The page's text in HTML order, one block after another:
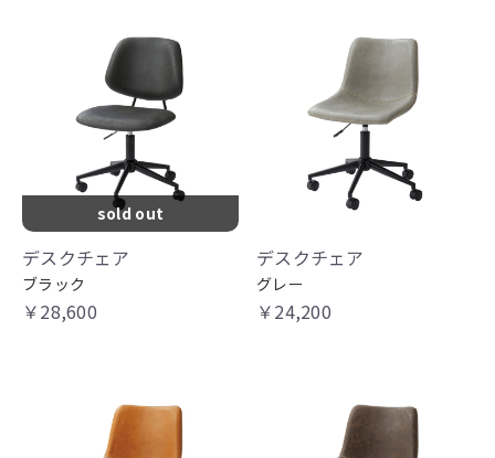
sold out
デスクチェア
ブラック
￥28,600
デスクチェア
グレー
￥24,200